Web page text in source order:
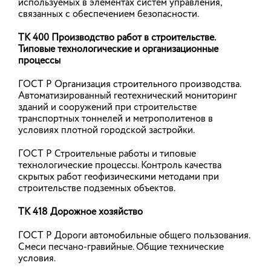
Стартовала регистрация на федеральный этап
«ГосСтарт.Стажировки»!
16.07.2026
В России упростили согласование
архитектурных решений в рамках
Правительством Российской Федерации принято
постановление, которое вносит изменение в
Правила согласования архитектурно-
градостроительного облика объекта
капитального строительства.
связанных с обеспечением безопасности.
ТК 400 Производство работ в строительстве.
Типовые технологические и организационные
процессы
ГОСТ Р Организация строительного производства.
Автоматизированный геотехнический мониторинг
зданий и сооружений при строительстве
транспортных тоннелей и метрополитенов в
условиях плотной городской застройки.
ГОСТ Р Строительные работы и типовые
технологические процессы. Контроль качества
скрытых работ геофизическими методами при
строительстве подземных объектов.
ТК 418 Дорожное хозяйство
ГОСТ Р Дороги автомобильные общего пользования.
Смеси песчано-гравийные. Общие технические
условия.